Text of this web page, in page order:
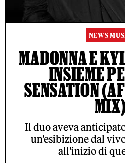
NEWS
MADONNA E
INSIEME
SENSATION
Il duo aveva
un'esibizione dal
all'inizio di